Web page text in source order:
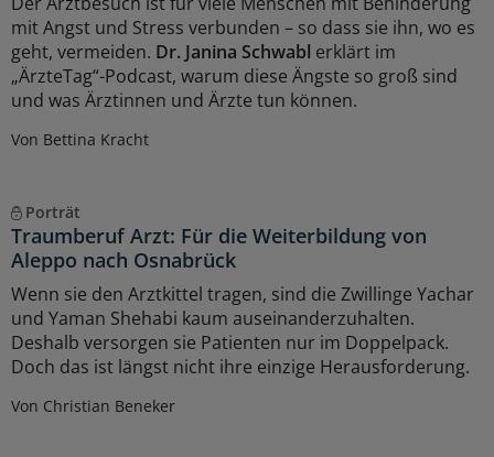
mit Angst und Stress verbunden – so dass sie ihn, wo es
geht, vermeiden. Dr. Janina Schwabl erklärt im
„ÄrzteTag“-Podcast, warum diese Ängste so groß sind
und was Ärztinnen und Ärzte tun können.
Von Bettina Kracht
Porträt
Traumberuf Arzt: Für die Weiterbildung von
Aleppo nach Osnabrück
Wenn sie den Arztkittel tragen, sind die Zwillinge Yachar
und Yaman Shehabi kaum auseinanderzuhalten.
Deshalb versorgen sie Patienten nur im Doppelpack.
Doch das ist längst nicht ihre einzige Herausforderung.
Von Christian Beneker